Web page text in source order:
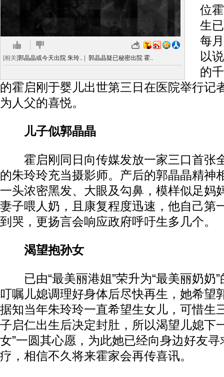
[相关]郭晶晶或今天出院 朱玲.. 郭晶晶疑已秘密出院 霍..
位
生
每
以
的
的霍启刚于婴儿出世第三日在医院举行记
为人父的喜悦。
儿子似郭晶晶
霍启刚同日向传媒发放一家三口首张
的朱玲玲充当摄影师。产后的郭晶晶精神
一头浓密黑发、大眼及勾鼻，模样似足妈
妻子喂人奶，且康复程度迅速，他自己第
到哭，更扬言会响应政府呼吁生多几个。
渴望抱孙女
已由“最美丽港姐”荣升为“最美丽奶奶”
叮嘱儿媳调理好身体后尽快再生，她希望
据知当年朱玲玲一直希望生女儿，可惜生
子启仁出生后决定封肚，所以渴望儿媳下
女”一圆其心愿，为此她已经向身边好友
疗，相信不久将来霍家会再传喜讯。